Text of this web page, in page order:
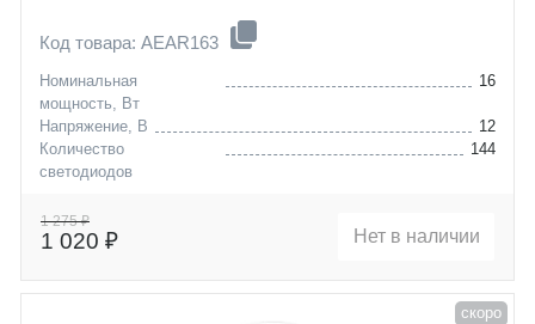
Код товара: AEAR163
Номинальная
мощность, Вт
16
Напряжение, В
12
Количество
светодиодов
144
1 275 ₽
1 020 ₽ Нет в наличии
скоро